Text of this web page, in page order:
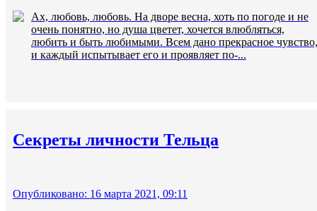
Ах, любовь, любовь. На дворе весна, хоть по погоде и не
очень понятно, но душа цветет, хочется влюбляться,
любить и быть любимыми. Всем дано прекрасное чувство,
и каждый испытывает его и проявляет по-...
Секреты личности Тельца
Опубликовано: 16 марта 2021, 09:11